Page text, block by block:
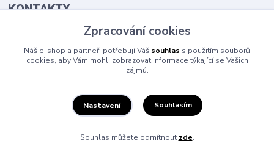
KONTAKTY
Tomáš Vlček
+420 702 090 443
volejte od 9,00 - 20,00 hod
info@elektromaterial.cz
Zpracování cookies
Náš e-shop a partneři potřebují Váš souhlas s použitím souborů
cookies, aby Vám mohli zobrazovat informace týkající se Vašich
zájmů.
Nastavení Souhlasím
Souhlas můžete odmítnout zde.